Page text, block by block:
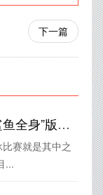
下一篇
日本综艺：看看“鲨鱼全身”版奇葩游泳比赛第一名是谁
赛就是其中之
...